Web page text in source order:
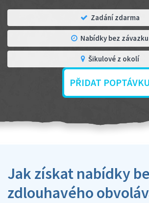
Zadání zdarma
Nabídky bez závazku
Šikulové z okolí
PŘIDAT POPTÁVKU
Jak získat nabídky
zdlouhavého